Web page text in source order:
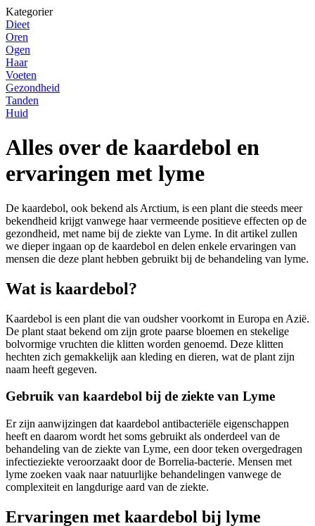
Kategorier
Dieet
Oren
Ogen
Haar
Voeten
Gezondheid
Tanden
Huid
Alles over de kaardebol en
ervaringen met lyme
De kaardebol, ook bekend als Arctium, is een plant die steeds meer
bekendheid krijgt vanwege haar vermeende positieve effecten op de
gezondheid, met name bij de ziekte van Lyme. In dit artikel zullen
we dieper ingaan op de kaardebol en delen enkele ervaringen van
mensen die deze plant hebben gebruikt bij de behandeling van lyme.
Wat is kaardebol?
Kaardebol is een plant die van oudsher voorkomt in Europa en Azië.
De plant staat bekend om zijn grote paarse bloemen en stekelige
bolvormige vruchten die klitten worden genoemd. Deze klitten
hechten zich gemakkelijk aan kleding en dieren, wat de plant zijn
naam heeft gegeven.
Gebruik van kaardebol bij de ziekte van Lyme
Er zijn aanwijzingen dat kaardebol antibacteriële eigenschappen
heeft en daarom wordt het soms gebruikt als onderdeel van de
behandeling van de ziekte van Lyme, een door teken overgedragen
infectieziekte veroorzaakt door de Borrelia-bacterie. Mensen met
lyme zoeken vaak naar natuurlijke behandelingen vanwege de
complexiteit en langdurige aard van de ziekte.
Ervaringen met kaardebol bij lyme